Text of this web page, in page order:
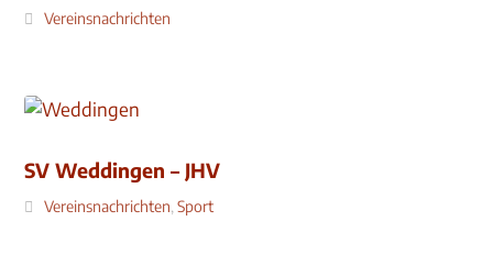
Vereinsnachrichten
SV Weddingen – JHV
Vereinsnachrichten,Sport